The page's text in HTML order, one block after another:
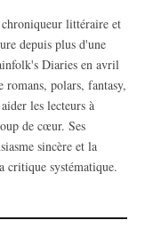
littéraire et
depuis plus d'une
Diaries en avril
romans, polars, fantasy,
les lecteurs à
de cœur. Ses
sincère et la
critique systématique.